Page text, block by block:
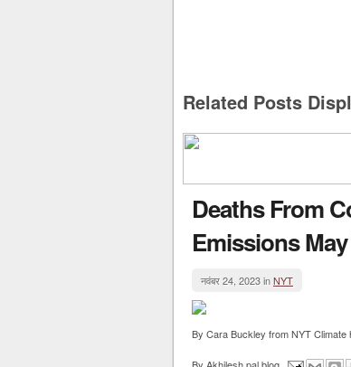
Related Posts
Deaths From
Emissions
नवंबर 24, 2023 inNYT
By Cara Buckley from NYT Climate